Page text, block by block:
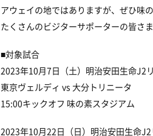
アウェイの地ではありますが、ぜひ味
たくさんのビジターサポーターの皆さ
■対象試合
2023年10月7日（土）明治安田生命J2
東京ヴェルディ vs 大分トリニータ
15:00キックオフ 味の素スタジアム
2023年10月22日（日）明治安田生命J2